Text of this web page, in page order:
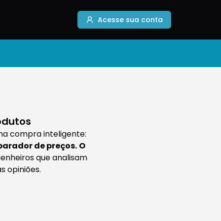
Acesse sua conta
compra inteligente:
de preços. O
que analisam
opiniões.